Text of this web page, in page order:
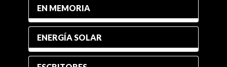
EN MEMORIA
ENERGÍA SOLAR